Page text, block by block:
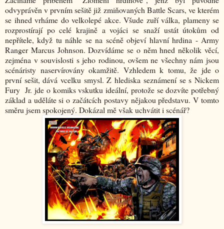
odvyprávěn v prvním sešitě již zmiňovaných Battle Scars, ve kterém
se ihned vrháme do velkolepé akce. Všude zuří válka, plameny se
rozprostírají po celé krajině a vojáci se snaží ustát útokům od
nepřítele, když tu náhle se na scéně objeví hlavní hrdina - Army
Ranger Marcus Johnson. Dozvídáme se o něm hned několik věcí,
zejména v souvislosti s jeho rodinou, ovšem ne všechny nám jsou
scénáristy naservírovány okamžitě. Vzhledem k tomu, že jde o
první sešit, dává vcelku smysl. Z hlediska seznámení se s Nickem
Fury Jr. jde o komiks vskutku ideální, protože se dozvíte potřebný
základ a uděláte si o začátcích postavy nějakou představu. V tomto
směru jsem spokojený. Dokázal mě však uchvátit i scénář?